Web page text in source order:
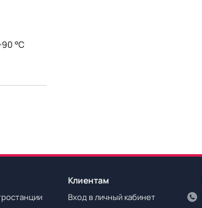
°С
Клиентам
Вход в личный кабинет